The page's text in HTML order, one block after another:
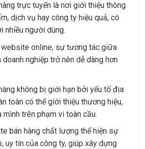
trực tuyến là nơi giới thiệu thông
dịch vụ hay công ty hiệu quả, có
nhiều người dùng.
website online, sự tương tác giữa
doanh nghiệp trở nên dễ dàng hơn
không bị giới hạn bởi yếu tố địa
toàn có thể giới thiệu thương hiệu,
mình trên phạm vi toàn cầu.
bán hàng chất lượng thể hiện sự
uy tín của công ty, giúp xây dựng